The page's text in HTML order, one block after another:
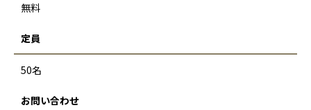
無料
定員
50名
お問い合わせ